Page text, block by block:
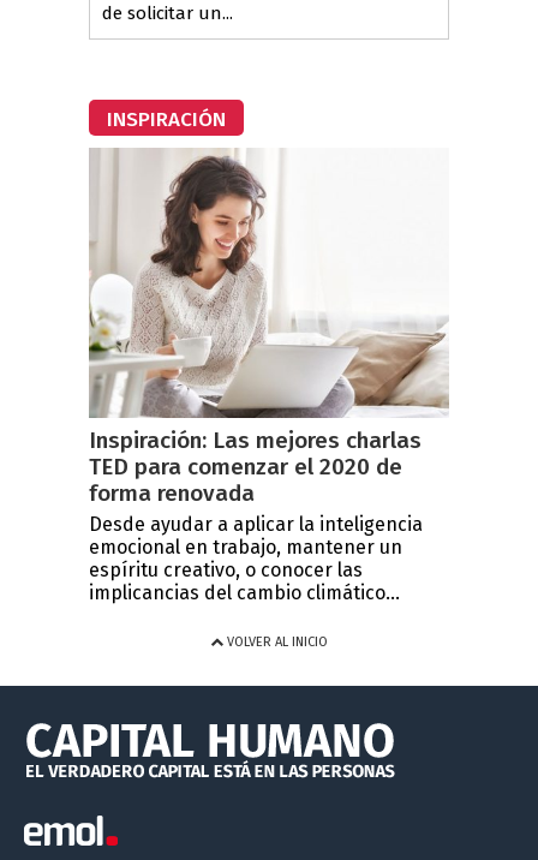
de solicitar un...
INSPIRACIÓN
Inspiración: Las mejores charlas
TED para comenzar el 2020 de
forma renovada
Desde ayudar a aplicar la inteligencia
emocional en trabajo, mantener un
espíritu creativo, o conocer las
implicancias del cambio climático...
VOLVER AL INICIO